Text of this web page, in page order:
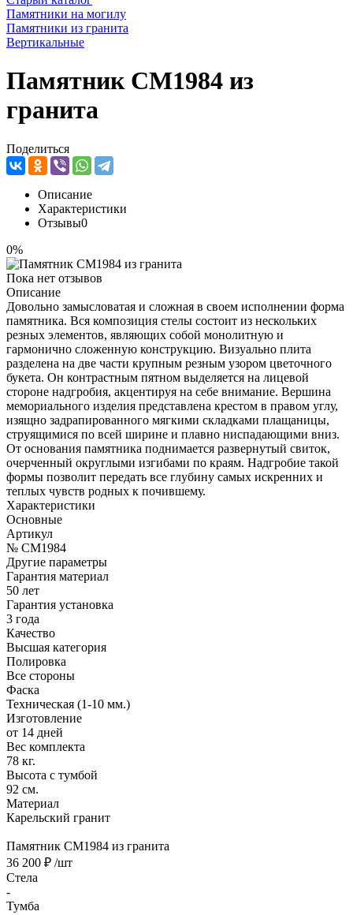
Памятники на могилу
Памятники из гранита
Вертикальные
Памятник CM1984 из
гранита
Поделиться
Описание
Характеристики
Отзывы0
0%
Пока нет отзывов
Описание
Довольно замысловатая и сложная в своем исполнении форма
памятника. Вся композиция стелы состоит из нескольких
резных элементов, являющих собой монолитную и
гармонично сложенную конструкцию. Визуально плита
разделена на две части крупным резным узором цветочного
букета. Он контрастным пятном выделяется на лицевой
стороне надгробия, акцентируя на себе внимание. Вершина
мемориального изделия представлена крестом в правом углу,
изящно задрапированного мягкими складками плащаницы,
струящимися по всей ширине и плавно ниспадающими вниз.
От основания памятника поднимается развернутый свиток,
очерченный округлыми изгибами по краям. Надгробие такой
формы позволит передать все глубину самых искренних и
теплых чувств родных к почившему.
Характеристики
Основные
Артикул
№ CM1984
Другие параметры
Гарантия материал
50 лет
Гарантия установка
3 года
Качество
Высшая категория
Полировка
Все стороны
Фаска
Техническая (1-10 мм.)
Изготовление
от 14 дней
Вес комплекта
78 кг.
Высота с тумбой
92 см.
Материал
Карельский гранит
Памятник CM1984 из гранита
36 200 ₽ /шт
Стела
-
Тумба